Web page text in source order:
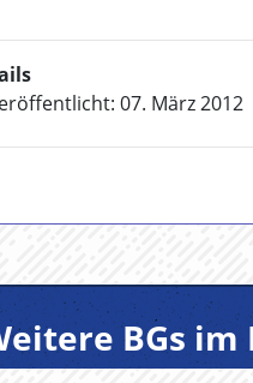
07. März 2012
BGs im